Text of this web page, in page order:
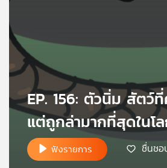
เกี่ยว
กับ
เรา
เครือEP. 156: ตัวนิ่ม สัตว์
แต่ถูกล่ามากที่สุดในโ
ฟังรายการ ชื่นชอ